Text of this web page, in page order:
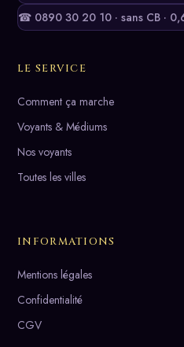
☎ 0890 30 20 10 · sans CB ·
LE SERVICE
Comment ça marche
Voyants & Médiums
Nos voyants
Toutes les villes
INFORMATIONS
Mentions légales
Confidentialité
CGV